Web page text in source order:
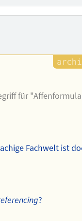
für
Fachwelt ist
?